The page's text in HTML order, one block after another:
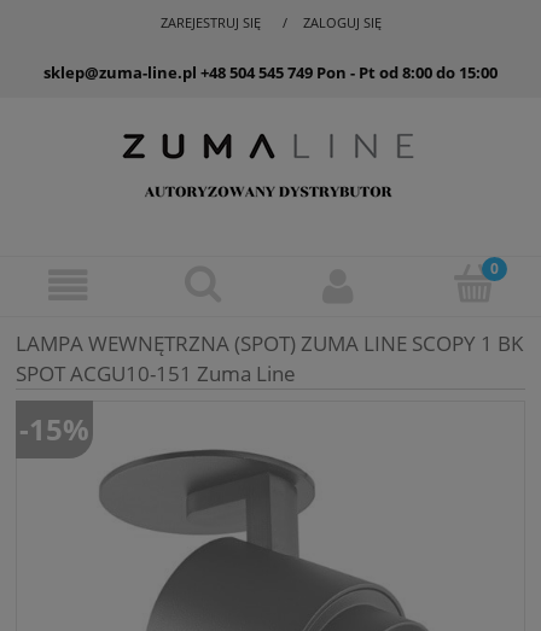
ZAREJESTRUJ SIĘ ZALOGUJ SIĘ
sklep@zuma-line.pl +48 504 545 749 Pon - Pt od 8:00 do 15:00
LAMPA WEWNĘTRZNA (SPOT) ZUMA LINE SCOPY 1 BK
SPOT ACGU10-151 Zuma Line
-15%